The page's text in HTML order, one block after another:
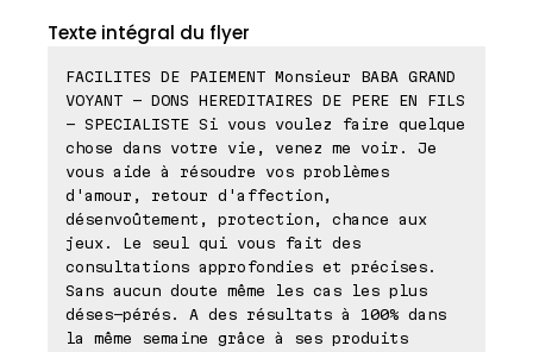
Texte intégral du flyer
FACILITES DE PAIEMENT Monsieur BABA GRAND
VOYANT - DONS HEREDITAIRES DE PERE EN FILS
- SPECIALISTE Si vous voulez faire quelque
chose dans votre vie, venez me voir. Je
vous aide à résoudre vos problèmes
d'amour, retour d'affection,
désenvoûtement, protection, chance aux
jeux. Le seul qui vous fait des
consultations approfondies et précises.
Sans aucun doute même les cas les plus
déses-pérés. A des résultats à 100% dans
la même semaine grâce à ses produits